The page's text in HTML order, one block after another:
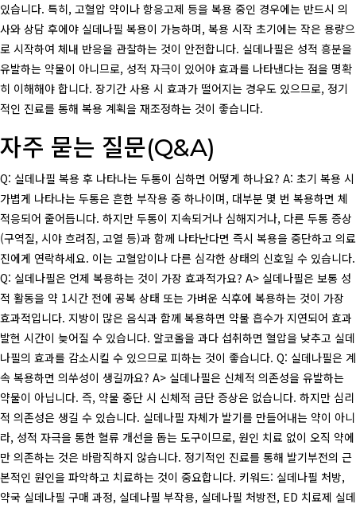
있습니다. 특히, 고혈압 약이나 항응고제 등을 복용 중인 경우에는 반드시 의
사와 상담 후에야 실데나필 복용이 가능하며, 복용 시작 초기에는 작은 용량으
로 시작하여 체내 반응을 관찰하는 것이 안전합니다. 실데나필은 성적 흥분을
유발하는 약물이 아니므로, 성적 자극이 있어야 효과를 나타낸다는 점을 명확
히 이해해야 합니다. 장기간 사용 시 효과가 떨어지는 경우도 있으므로, 정기
적인 진료를 통해 복용 계획을 재조정하는 것이 좋습니다.
자주 묻는 질문(Q&A)
Q: 실데나필 복용 후 나타나는 두통이 심하면 어떻게 하나요? A: 초기 복용 시
가볍게 나타나는 두통은 흔한 부작용 중 하나이며, 대부분 몇 번 복용하면 체
적응되어 줄어듭니다. 하지만 두통이 지속되거나 심해지거나, 다른 두통 증상
(구역질, 시야 흐려짐, 고열 등)과 함께 나타난다면 즉시 복용을 중단하고 의료
진에게 연락하세요. 이는 고혈압이나 다른 심각한 상태의 신호일 수 있습니다.
Q: 실데나필은 언제 복용하는 것이 가장 효과적가요? A> 실데나필은 보통 성
적 활동을 약 1시간 전에 공복 상태 또는 가벼운 식후에 복용하는 것이 가장
효과적입니다. 지방이 많은 음식과 함께 복용하면 약물 흡수가 지연되어 효과
발현 시간이 늦어질 수 있습니다. 알코올을 과다 섭취하면 혈압을 낮추고 실데
나필의 효과를 감소시킬 수 있으므로 피하는 것이 좋습니다. Q: 실데나필은 계
속 복용하면 의쑤성이 생길까요? A> 실데나필은 신체적 의존성을 유발하는
약물이 아닙니다. 즉, 약물 중단 시 신체적 금단 증상은 없습니다. 하지만 심리
적 의존성은 생길 수 있습니다. 실데나필 자체가 발기를 만들어내는 약이 아니
라, 성적 자극을 통한 혈류 개선을 돕는 도구이므로, 원인 치료 없이 오직 약에
만 의존하는 것은 바람직하지 않습니다. 정기적인 진료를 통해 발기부전의 근
본적인 원인을 파악하고 치료하는 것이 중요합니다. 키워드: 실데나필 처방,
약국 실데나필 구매 과정, 실데나필 부작용, 실데나필 처방전, ED 치료제 실데